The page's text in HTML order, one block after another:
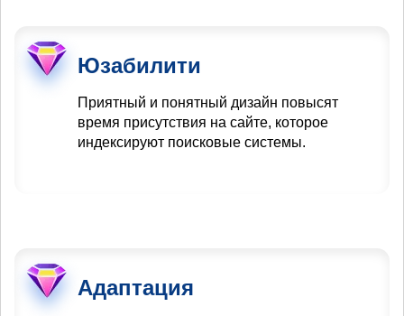
Юзабилити
Приятный и понятный дизайн повысят
время присутствия на сайте, которое
индексируют поисковые системы.
Адаптация